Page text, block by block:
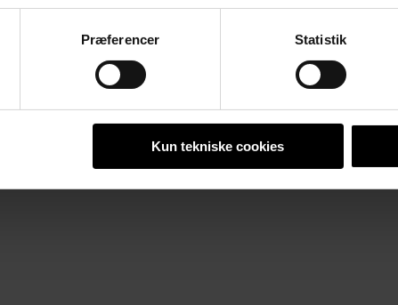
Præferencer Statistik
Kun tekniske cookies
social lighed og demokratisk deltagelse af arbejdere i andre lande
der støtter søsterorganisationer i at blive stærkere og mere
i udviklingslande og i Central- og Østeuropa.